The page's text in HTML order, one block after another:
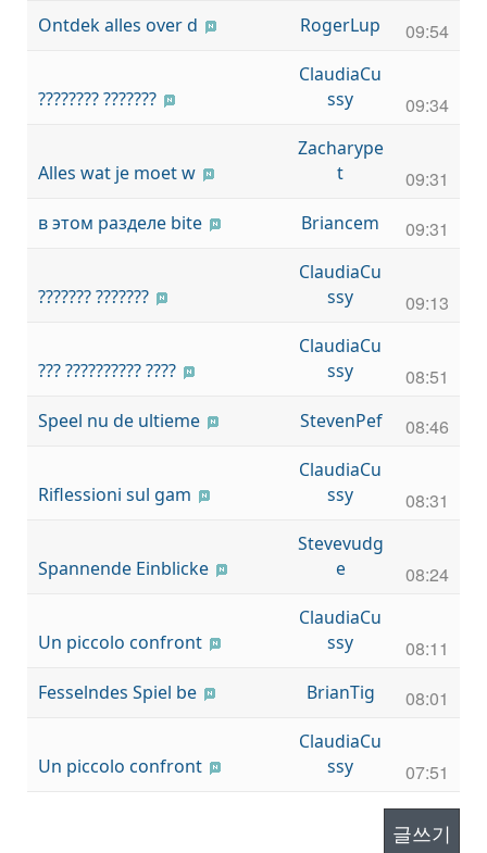
Ontdek alles over d RogerLup 09:54
???????? ???????
ClaudiaCu
ssy
09:34
Alles wat je moet w
Zacharype
t
09:31
в этом разделе bite Briancem 09:31
??????? ???????
ClaudiaCu
ssy
09:13
??? ?????????? ????
ClaudiaCu
ssy
08:51
Speel nu de ultieme StevenPef 08:46
Riflessioni sul gam
ClaudiaCu
ssy
08:31
Spannende Einblicke
Stevevudg
ClaudiaCu
ClaudiaCu